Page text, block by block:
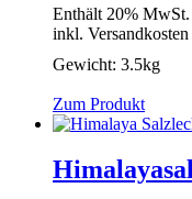
Enthält 20% MwSt.
inkl. Versandkosten
Gewicht: 3.5kg
Zum Produkt